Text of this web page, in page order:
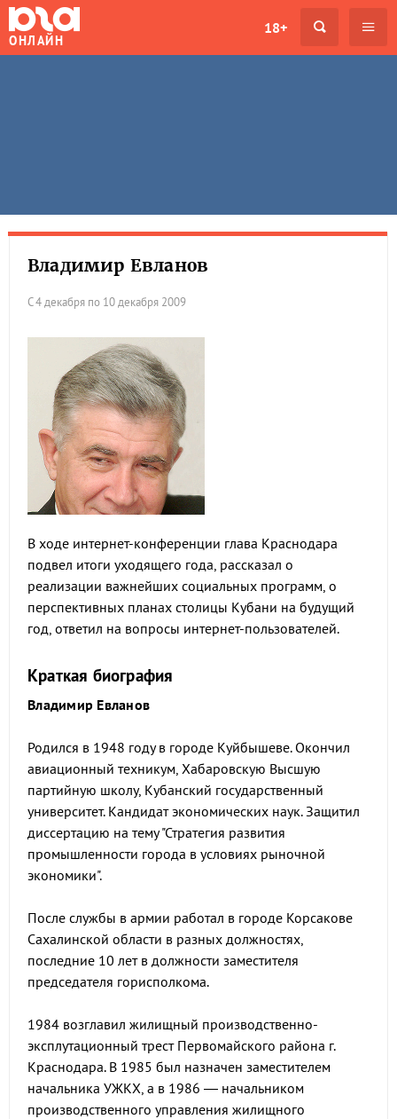
ОНЛАЙН
18+
Владимир Евланов
С 4 декабря по 10 декабря 2009
В ходе интернет-конференции глава Краснодара
подвел итоги уходящего года, рассказал о
реализации важнейших социальных программ, о
перспективных планах столицы Кубани на будущий
год, ответил на вопросы интернет-пользователей.
Краткая биография
Владимир Евланов
Родился в 1948 году в городе Куйбышеве. Окончил
авиационный техникум, Хабаровскую Высшую
партийную школу, Кубанский государственный
университет. Кандидат экономических наук. Защитил
диссертацию на тему "Стратегия развития
промышленности города в условиях рыночной
экономики".
После службы в армии работал в городе Корсакове
Сахалинской области в разных должностях,
последние 10 лет в должности заместителя
председателя горисполкома.
1984 возглавил жилищный производственно-
эксплутационный трест Первомайского района г.
Краснодара. В 1985 был назначен заместителем
начальника УЖКХ, а в 1986 — начальником
производственного управления жилищного